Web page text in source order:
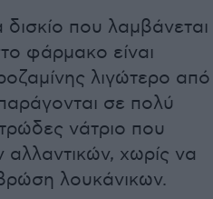
που λαμβάνεται
φάρμακο είναι
λιγώτερο από
σε πολύ
νάτριο που
αλλαντικών, χωρίς να
λουκάνικων.